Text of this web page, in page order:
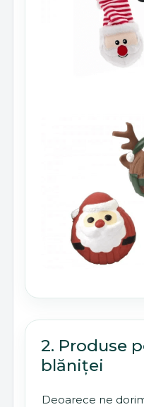
2. Produse
blăniței
Deoarece ne